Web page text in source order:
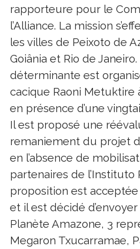
rapporteure pour le
l’Alliance. La mission
les villes de Peixoto de
Goiânia et Rio de
déterminante est
cacique Raoni Metuktire
en présence d’une
Il est proposé une
remaniement du projet
en l’absence de
partenaires de l’Instituto
proposition est
et il est décidé
Planète Amazone, 3
Megaron Txucarramae,